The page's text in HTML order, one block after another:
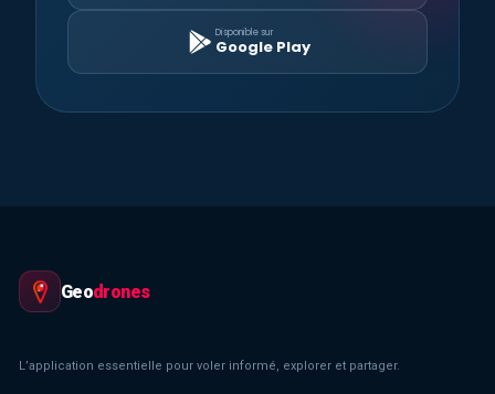
Disponible sur
Google Play
Geodrones
L’application essentielle pour voler informé, explorer et partager.